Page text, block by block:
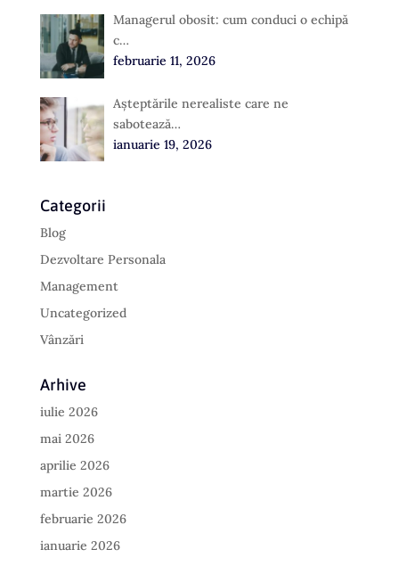
Managerul obosit: cum conduci o echipă
c…
februarie 11, 2026
Așteptările nerealiste care ne
sabotează…
ianuarie 19, 2026
Categorii
Blog
Dezvoltare Personala
Management
Uncategorized
Vânzări
Arhive
iulie 2026
mai 2026
aprilie 2026
martie 2026
februarie 2026
ianuarie 2026